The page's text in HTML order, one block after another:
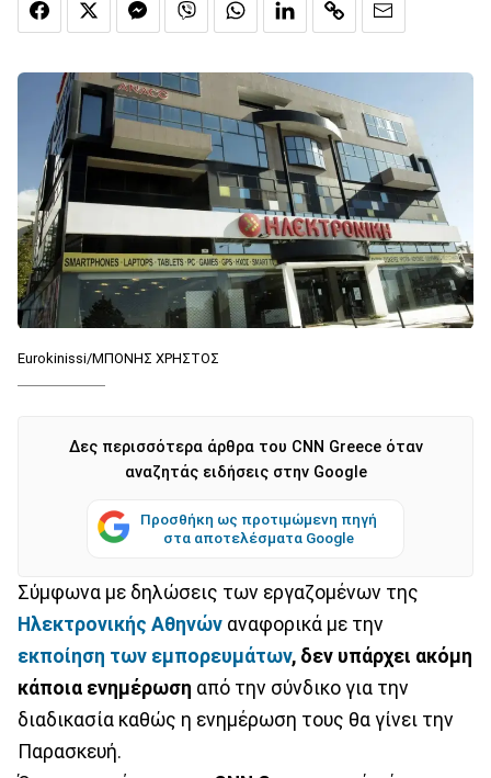
Eurokinissi/ΜΠΟΝΗΣ ΧΡΗΣΤΟΣ
Δες περισσότερα άρθρα του CNN Greece όταν
αναζητάς ειδήσεις στην Google
Προσθήκη ως προτιμώμενη πηγή
στα αποτελέσματα Google
Σύμφωνα με δηλώσεις των εργαζομένων της
Ηλεκτρονικής Αθηνών αναφορικά με την
εκποίηση των εμπορευμάτων, δεν υπάρχει ακόμη
κάποια ενημέρωση από την σύνδικο για την
διαδικασία καθώς η ενημέρωση τους θα γίνει την
Παρασκευή.